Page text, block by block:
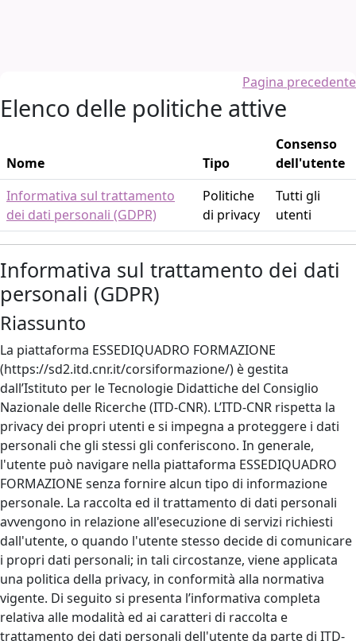
Pagina precedente
Elenco delle politiche attive
Nome Tipo
Consenso
dell'utente
Informativa sul trattamento
dei dati personali (GDPR)
Politiche
di privacy
Tutti gli
utenti
Informativa sul trattamento dei dati
personali (GDPR)
Riassunto
La piattaforma ESSEDIQUADRO FORMAZIONE
(https://sd2.itd.cnr.it/corsiformazione/) è gestita
dall’Istituto per le Tecnologie Didattiche del Consiglio
Nazionale delle Ricerche (ITD-CNR). L’ITD-CNR rispetta la
privacy dei propri utenti e si impegna a proteggere i dati
personali che gli stessi gli conferiscono. In generale,
l'utente può navigare nella piattaforma ESSEDIQUADRO
FORMAZIONE senza fornire alcun tipo di informazione
personale. La raccolta ed il trattamento di dati personali
avvengono in relazione all'esecuzione di servizi richiesti
dall'utente, o quando l'utente stesso decide di comunicare
i propri dati personali; in tali circostanze, viene applicata
una politica della privacy, in conformità alla normativa
vigente. Di seguito si presenta l’informativa completa
relativa alle modalità ed ai caratteri di raccolta e
trattamento dei dati personali dell'utente da parte di ITD-